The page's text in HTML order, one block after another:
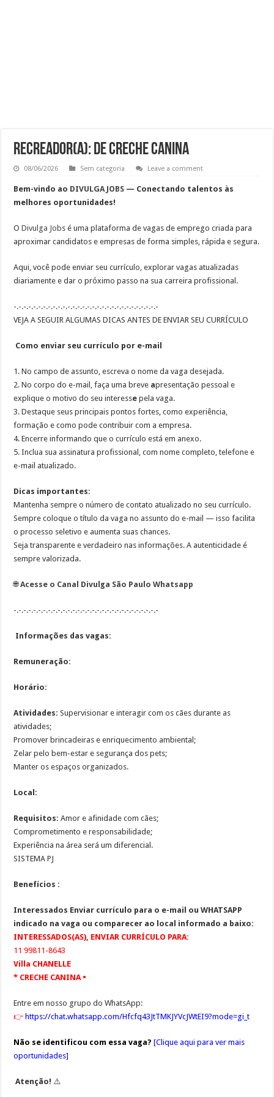
RECREADOR(A): DE CRECHE CANINA
08/06/2026 Sem categoria Leave a comment
Bem-vindo ao DIVULGA JOBS — Conectando talentos às
melhores oportunidades!
ODivulga Jobs é uma plataforma de vagas de emprego criada para
aproximar candidatos e empresas de forma simples, rápida e segura.
Aqui, você podeenviar seu currículo, explorar vagas atualizadas
diariamente edar o próximo passo na sua carreira profissional .
-.-.-.-.-.-.-.-.-.-.-.-.-.-.-.-.-.-.-.-.-.-.-.-.-.-.-.-.-.-
VEJA A SEGUIR ALGUMAS DICAS ANTES DE ENVIAR SEU CURRÍCULO
Como enviar seu currículo por e-mail
1. No campo de assunto, escreva o nome da vaga desejada.
2. No corpo do e-mail, faça uma breve apresentação pessoal e
explique o motivo do seu interesse pela vaga.
3. Destaque seusprincipais pontos fortes, como experiência,
formação e como pode contribuir com a empresa.
4. Encerre informando que ocurrículo está em anexo.
5. Inclua sua assinatura profissional , com nome completo, telefone e
e-mail atualizado.
Dicas importantes:
Mantenha sempre o número de contato atualizado no seu currículo.
Sempre coloque o título da vaga no assunto do e-mail — isso facilita
o processo seletivo e aumenta suas chances.
Seja transparente e verdadeiro nas informações. A autenticidade é
sempre valorizada.
🌐Acesse o Canal Divulga São Paulo Whatsapp
-.-.-.-.-.-.-.-.-.-.-.-.-.-.-.-.-.-.-.-.-.-.-.-.-.-.-.-.-.-
Informações das vagas:
Remuneração:
Horário:
Atividades:Supervisionar e interagir com os cães durante as
atividades;
Promover brincadeiras e enriquecimento ambiental;
Zelar pelo bem-estar e segurança dos pets;
Manter os espaços organizados.
Local:
Requisitos:Amor e afinidade com cães;
Comprometimento e responsabilidade;
Experiência na área será um diferencial.
SISTEMA PJ
Benefícios :
Interessados Enviar currículo para o e-mail ou WHATSAPP
indicado na vaga ou comparecer ao local informado a baixo:
INTERESSADOS(AS), ENVIAR CURRÍCULO PARA:
11 99811-8643
Villa CHANELLE
* CRECHE CANINA •
Entre em nosso grupo do WhatsApp:
👉 https://chat.whatsapp.com/Hfcfq43JtTMKJYVcJWtEI9?mode=gi_t
Não se identificou com essa vaga? [Clique aqui para ver mais
oportunidades]
Atenção! ⚠️